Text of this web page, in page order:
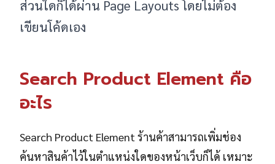
ส่วนใดก็ได้ผ่าน Page Layouts โดยไม่ต้อง
เขียนโค้ดเอง
Search Product Element คือ
อะไร
Search Product Element ร้านค้าสามารถเพิ่มช่อง
ค้นหาสินค้าไว้ในตำแหน่งใดของหน้าเว็บก็ได้ เหมาะ